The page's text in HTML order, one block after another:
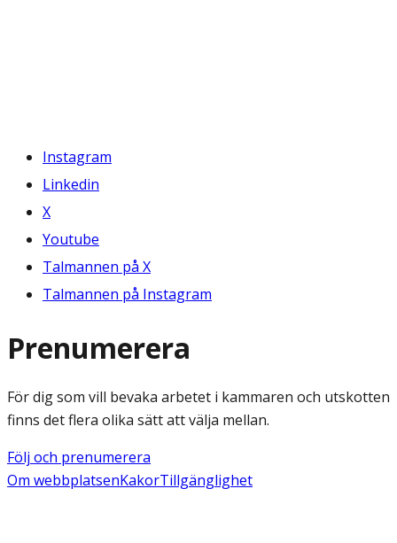
Instagram
Linkedin
X
Youtube
Talmannen på X
Talmannen på Instagram
Prenumerera
För dig som vill bevaka arbetet i kammaren och utskotten
finns det flera olika sätt att välja mellan.
Följ och prenumerera
Om webbplatsenKakorTillgänglighet